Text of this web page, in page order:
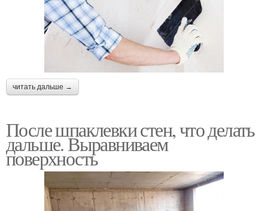
читать дальше →
После шпаклевки стен, что делать
дальше. Выравниваем
поверхность